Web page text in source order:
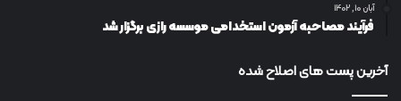
آبان ۱۰, ۱۴۰۲
فرآیند مصاحبه آزمون استخدامی موسسه رازی برگزار شد
آخرین پست های اصلاح شده